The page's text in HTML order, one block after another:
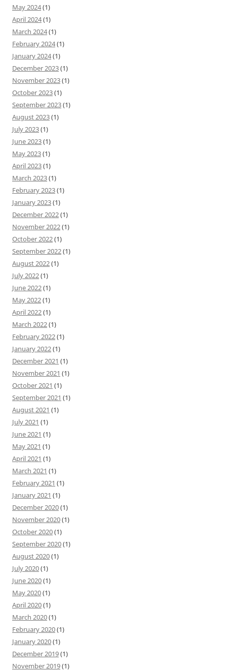
May 2024(1)
April 2024(1)
March 2024(1)
February 2024(1)
January 2024(1)
December 2023(1)
November 2023(1)
October 2023(1)
September 2023(1)
August 2023(1)
July 2023(1)
June 2023(1)
May 2023(1)
April 2023(1)
March 2023(1)
February 2023(1)
January 2023(1)
December 2022(1)
November 2022(1)
October 2022(1)
September 2022(1)
August 2022(1)
July 2022(1)
June 2022(1)
May 2022(1)
April 2022(1)
March 2022(1)
February 2022(1)
January 2022(1)
December 2021 (1)
November 2021 (1)
October 2021 (1)
September 2021 (1)
August 2021 (1)
July 2021 (1)
June 2021 (1)
May 2021 (1)
April 2021 (1)
March 2021 (1)
February 2021 (1)
January 2021 (1)
December 2020(1)
November 2020(1)
October 2020(1)
September 2020(1)
August 2020(1)
July 2020(1)
June 2020(1)
May 2020(1)
April 2020(1)
March 2020(1)
February 2020(1)
January 2020(1)
December 2019(1)
November 2019(1)